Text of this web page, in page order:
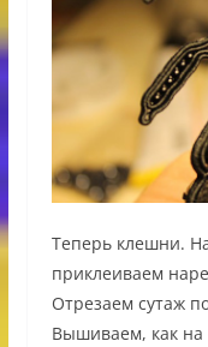
Теперь клешни.
приклеиваем
Отрезаем сутаж
Вышиваем, как на